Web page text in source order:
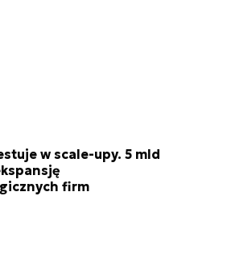
w scale-upy. 5 mld
firm